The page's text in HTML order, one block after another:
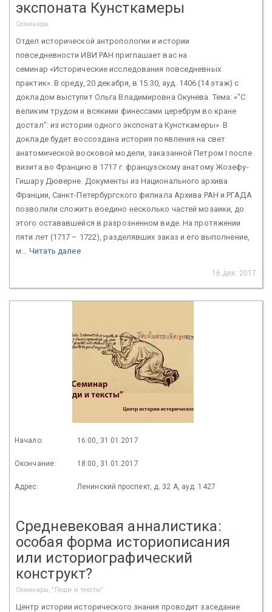
экспоната Кунсткамеры
Семинары
Отдел исторической антропологии и истории
повседневности ИВИ РАН приглашает вас на
семинар «Исторические исследования повседневных
практик». В среду, 20 декабря, в 15.30, ауд. 1406 (14 этаж) с
докладом выступит Ольга Владимировна Окунева. Тема: «"С
великим трудом и всякими финессами церебрум во кране
достал": из истории одного экспоната Кунсткамеры» В
докладе будет воссоздана история появления на свет
анатомической восковой модели, заказанной Петром I после
визита во Францию в 1717 г. французскому анатому Жозефу-
Гишару Дюверне. Документы из Национального архива
Франции, Санкт-Петербургского филиала Архива РАН и РГАДА
позволили сложить воедино несколько частей мозаики, до
этого остававшейся в разрозненном виде. На протяжении
пяти лет (1717 – 1722), разделявших заказ и его выполнение,
м... Читать далее
16 дек. 2017
Начало: 16:00, 31.01.2017
Окончание: 18:00, 31.01.2017
Адрес: Ленинский проспект, д. 32 А, ауд. 1427
Средневековая анналистика:
особая форма историописания
или историографический
конструкт?
Семинары, "Люди и тексты"
Центр истории исторического знания проводит заседание